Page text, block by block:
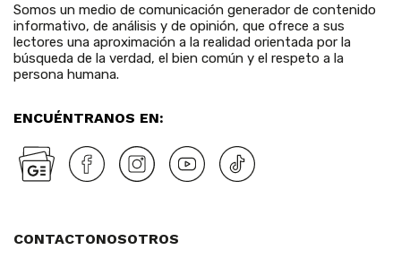
Somos un medio de comunicación generador de contenido
informativo, de análisis y de opinión, que ofrece a sus
lectores una aproximación a la realidad orientada por la
búsqueda de la verdad, el bien común y el respeto a la
persona humana.
ENCUÉNTRANOS EN:
CONTACTONOSOTROS